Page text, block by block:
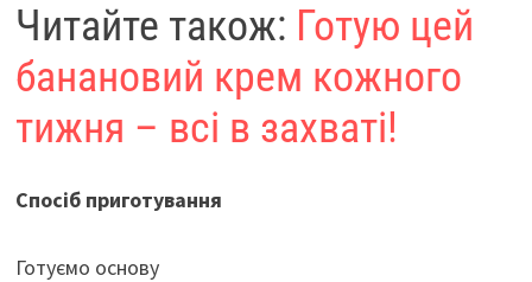
Читайте також: Готую цей
банановий крем кожного
тижня – всі в захваті!
Спосіб приготування
Готуємо основу